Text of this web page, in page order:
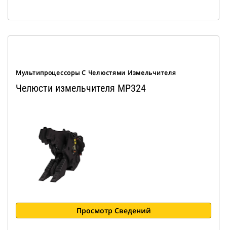
Мультипроцессоры С Челюстями Измельчителя
Челюсти измельчителя MP324
Просмотр Сведений